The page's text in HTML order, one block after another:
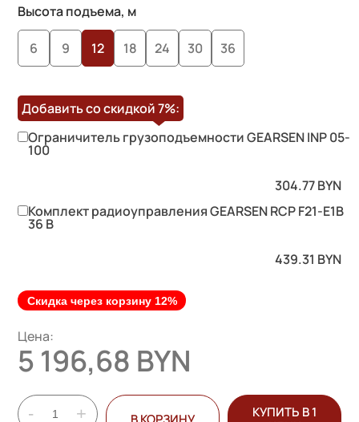
Высота подъема, м
6 9 12 18 24 30 36
Добавить со скидкой7%:
Ограничитель грузоподъемности GEARSEN INP 05-
100
304.77BYN
Комплект радиоуправления GEARSEN RCP F21-E1B
36 B
439.31 BYN
Скидка через корзину 12%
Цена:
5 196,68 BYN
- +
КУПИТЬ В 1